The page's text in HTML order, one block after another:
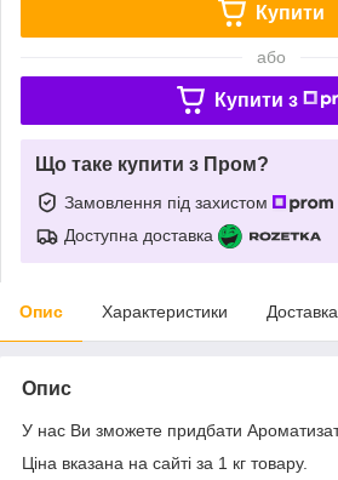
Купити
або
Купити з
Що таке купити з Пром?
Замовлення під захистом
Доступна доставка
Опис Характеристики Доставка
Опис
У нас Ви зможете придбати
Ціна вказана на сайті за 1 кг товару.